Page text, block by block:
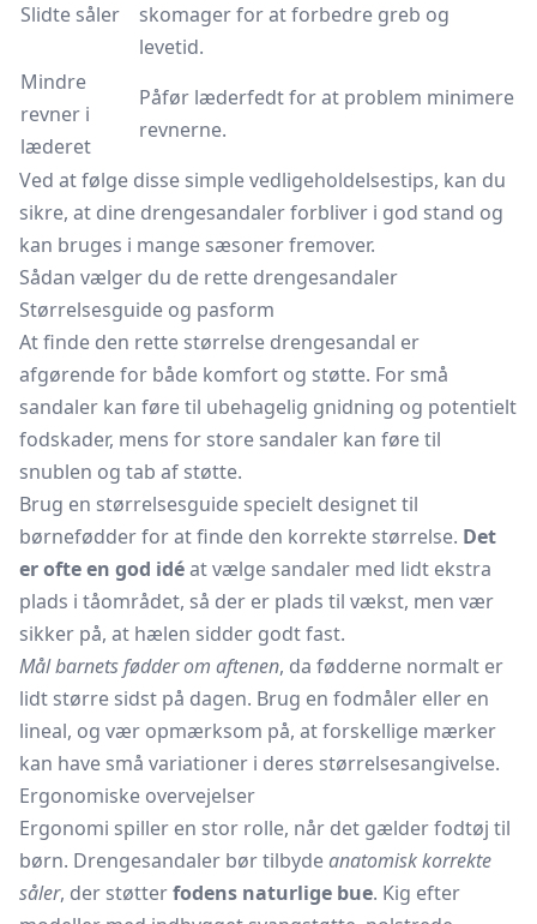
Slidte såler
skomager for at forbedre greb og
levetid.
Mindre
revner i
læderet
Påfør læderfedt for at problem minimere
revnerne.
Ved at følge disse simple vedligeholdelsestips, kan du
sikre, at dine drengesandaler forbliver i god stand og
kan bruges i mange sæsoner fremover.
Sådan vælger du de rette drengesandaler
Størrelsesguide og pasform
At finde den rette størrelse drengesandal er
afgørende for både komfort og støtte. For små
sandaler kan føre til ubehagelig gnidning og potentielt
fodskader, mens for store sandaler kan føre til
snublen og tab af støtte.
Brug en størrelsesguide specielt designet til
børnefødder for at finde den korrekte størrelse. Det
er ofte en god idéat vælge sandaler med lidt ekstra
plads i tåområdet, så der er plads til vækst, men vær
sikker på, at hælen sidder godt fast.
Mål barnets fødder om aftenen, da fødderne normalt er
lidt større sidst på dagen. Brug en fodmåler eller en
lineal, og vær opmærksom på, at forskellige mærker
kan have små variationer i deres størrelsesangivelse.
Ergonomiske overvejelser
Ergonomi spiller en stor rolle, når det gælder fodtøj til
børn. Drengesandaler bør tilbydeanatomisk korrekte
såler, der støtterfodens naturlige bue. Kig efter